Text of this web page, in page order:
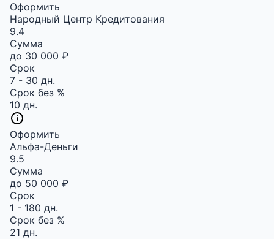
Оформить
Народный Центр Кредитования
9.4
Сумма
до 30 000 ₽
Срок
7 - 30 дн.
Срок без %
10 дн.
Оформить
Альфа-Деньги
9.5
Сумма
до 50 000 ₽
Срок
1 - 180 дн.
Срок без %
21 дн.